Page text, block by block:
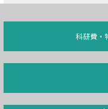
科研費・